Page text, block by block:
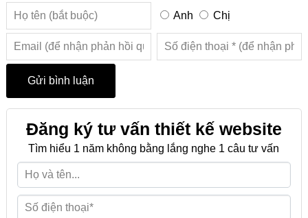
Anh Chị
Đăng ký tư vấn thiết kế website
Tìm hiểu 1 năm không bằng lắng nghe 1 câu tư vấn